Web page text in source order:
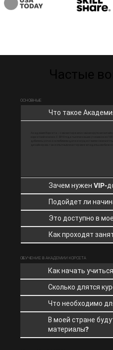
Частые
ОСНОВНЫЕ
Что такое
Зачем нужен VIP-
Подойдет ли
Это доступно в
Как проходят
ОБУЧЕНИЕ В АКАДЕМИИ КОРСЕТА
Как начать
Сколько длятся
Что необходимо
В моей стране
материалы?